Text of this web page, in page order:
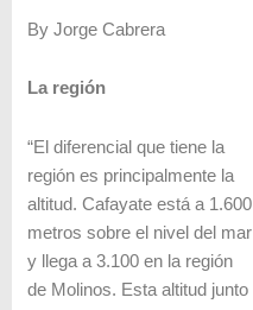
By Jorge Cabrera
La región
“El diferencial que tiene la
región es principalmente la
altitud. Cafayate está a 1.600
metros sobre el nivel del mar
y llega a 3.100 en la región
de Molinos. Esta altitud junto